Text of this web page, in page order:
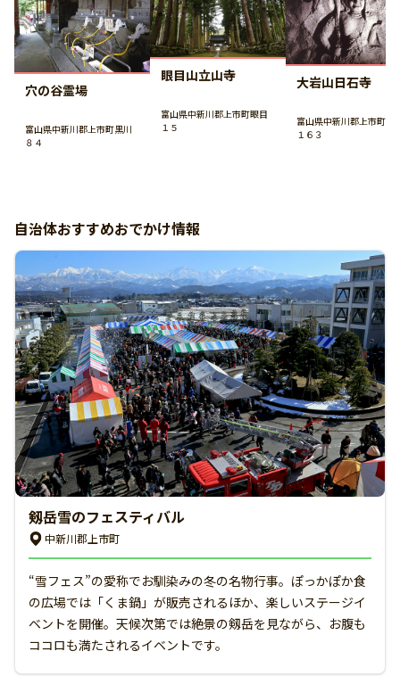
穴の谷霊場
富山県中新川郡上市町黒川
８４
眼目山立山寺
富山県中新川郡上市町眼目
１５
大岩山日石寺
富山県中新川郡上市町大
１６３
自治体おすすめおでかけ情報
剱岳雪のフェスティバル
中新川郡上市町
“雪フェス”の愛称でお馴染みの冬の名物行事。ぽっかぽか食
の広場では「くま鍋」が販売されるほか、楽しいステージイ
ベントを開催。天候次第では絶景の剱岳を見ながら、お腹も
ココロも満たされるイベントです。